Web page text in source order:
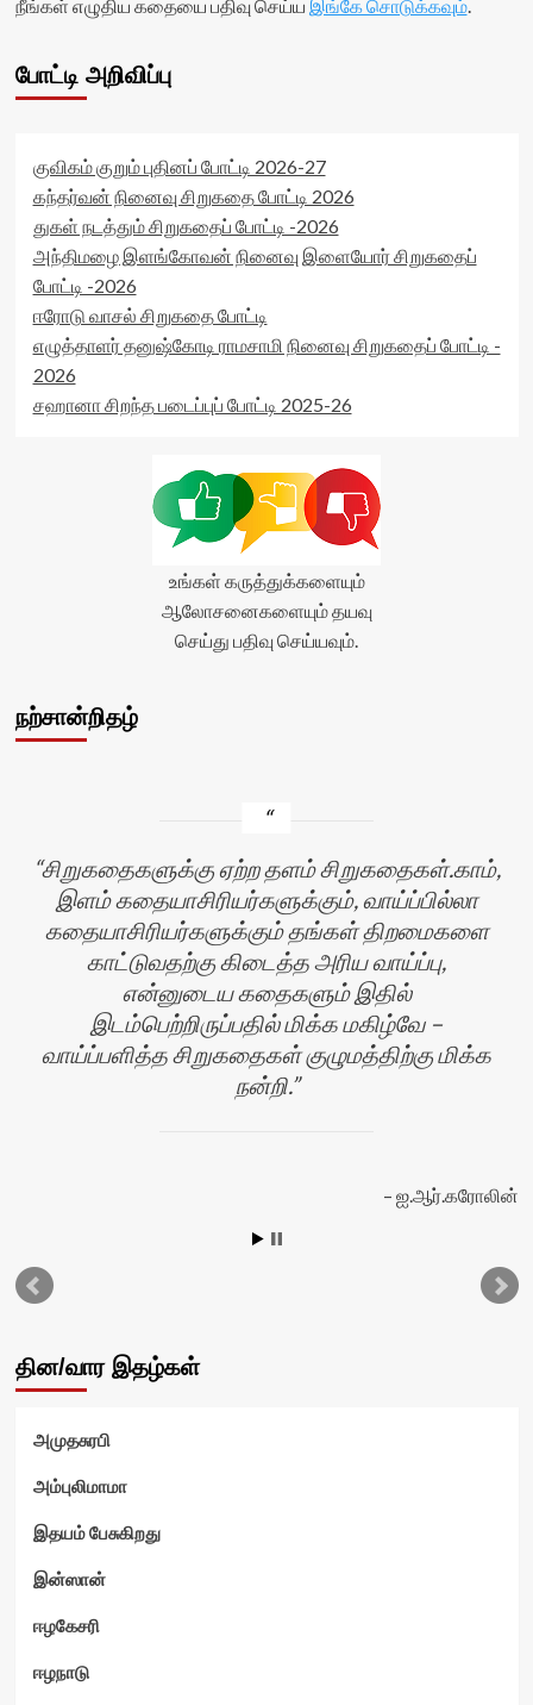
class='yasr-
average'>0
data-
data-
rater-
readonly='true'
data-
readonly-
attribute='true'
>
</div>
<span
class='yasr-
title-
average'>0
</div>
நீங்கள் எழுதிய கதையை பதிவு செய்ய இங்கே சொடுக்கவும்.
போட்டி அறிவிப்பு
குவிகம் குறும் புதினப் போட்டி 2026-27
கந்தர்வன் நினைவு சிறுகதை போட்டி 2026
துகள் நடத்தும் சிறுகதைப் போட்டி -2026
அந்திமழை இளங்கோவன் நினைவு இளையோர் சிறுகதைப்
போட்டி -2026
ஈரோடு வாசல் சிறுகதை போட்டி
எழுத்தாளர் தனுஷ்கோடி ராமசாமி நினைவு சிறுகதைப் போட்டி -
2026
சஹானா சிறந்த படைப்புப் போட்டி 2025-26
உங்கள் கருத்துக்களையும்
ஆலோசனைகளையும் தயவு
செய்து பதிவு செய்யவும்.
நற்சான்றிதழ்
சிறுகதைகளுக்கு ஏற்ற தளம் சிறுகதைகள்.காம்,
இளம் கதையாசிரியர்களுக்கும், வாய்ப்பில்லா
கதையாசிரியர்களுக்கும் தங்கள் திறமைகளை
காட்டுவதற்கு கிடைத்த அரிய வாய்ப்பு,
என்னுடைய கதைகளும் இதில்
இடம்பெற்றிருப்பதில் மிக்க மகிழ்வே –
வாய்ப்பளித்த சிறுகதைகள் குழுமத்திற்கு மிக்க
நன்றி.
ஐ.ஆர்.கரோலின்
தின/வார இதழ்கள்
அமுதசுரபி
அம்புலிமாமா
இதயம் பேசுகிறது
இன்ஸான்
ஈழகேசரி
ஈழநாடு